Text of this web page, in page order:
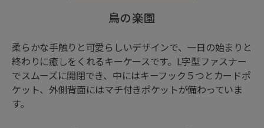
鳥の楽園
柔らかな手触りと可愛らしいデザインで、一日の始まりと
終わりに癒しをくれるキーケースです。L字型ファスナー
でスムーズに開閉でき、中にはキーフック５つとカードポ
ケット、外側背面にはマチ付きポケットが備わっていま
す。